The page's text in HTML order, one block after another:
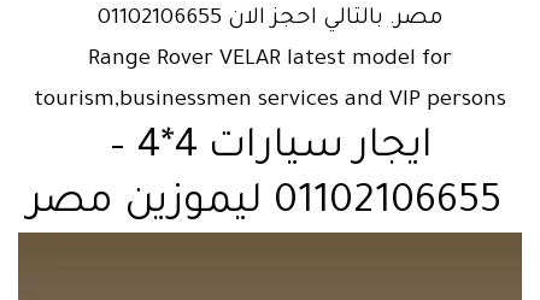
مصر. بالتالي احجز الان 01102106655
Range Rover VELAR latest model for
tourism,businessmen services and VIP persons
ايجار سيارات 4*4 –